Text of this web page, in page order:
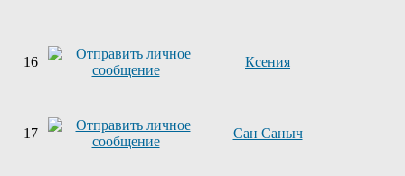
16 Ксения
17 Сан Саныч